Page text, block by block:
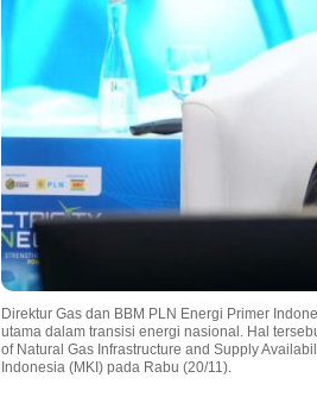
Direktur Gas dan BBM PLN Energi Primer
utama dalam transisi energi nasional. Hal
of Natural Gas Infrastructure and Supply
Indonesia (MKI) pada Rabu (20/11).